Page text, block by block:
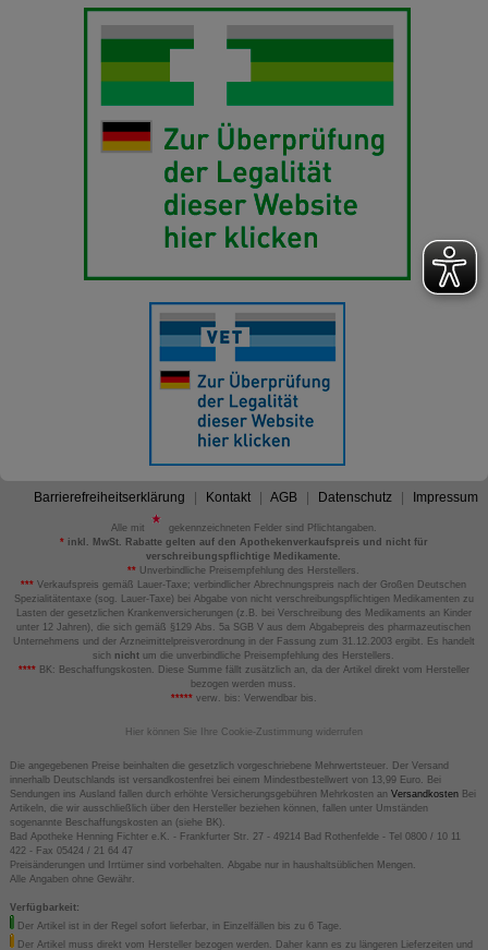
Barrierefreiheitserklärung Kontakt AGB Datenschutz Impressum
Alle mit
gekennzeichneten Felder sind Pflichtangaben.
*inkl. MwSt. Rabatte gelten auf den Apothekenverkaufspreis und nicht für
verschreibungspflichtige Medikamente.
** Unverbindliche Preisempfehlung des Herstellers.
*** Verkaufspreis gemäß Lauer-Taxe; verbindlicher Abrechnungspreis nach der Großen Deutschen
Spezialitätentaxe (sog. Lauer-Taxe) bei Abgabe von nicht verschreibungspflichtigen Medikamenten zu
Lasten der gesetzlichen Krankenversicherungen (z.B. bei Verschreibung des Medikaments an Kinder
unter 12 Jahren), die sich gemäß §129 Abs. 5a SGB V aus dem Abgabepreis des pharmazeutischen
Unternehmens und der Arzneimittelpreisverordnung in der Fassung zum 31.12.2003 ergibt. Es handelt
sich nicht um die unverbindliche Preisempfehlung des Herstellers.
****BK: Beschaffungskosten. Diese Summe fällt zusätzlich an, da der Artikel direkt vom Hersteller
bezogen werden muss.
*****verw. bis: Verwendbar bis.
Hier können Sie Ihre Cookie-Zustimmung widerrufen
Die angegebenen Preise beinhalten die gesetzlich vorgeschriebene Mehrwertsteuer. Der Versand
innerhalb Deutschlands ist versandkostenfrei bei einem Mindestbestellwert von 13,99 Euro. Bei
Sendungen ins Ausland fallen durch erhöhte Versicherungsgebühren Mehrkosten an VersandkostenBei
Artikeln, die wir ausschließlich über den Hersteller beziehen können, fallen unter Umständen
sogenannte Beschaffungskosten an (siehe BK).
Bad Apotheke Henning Fichter e.K. - Frankfurter Str. 27 - 49214 Bad Rothenfelde - Tel 0800 / 10 11
422 - Fax 05424 / 21 64 47
Preisänderungen und Irrtümer sind vorbehalten. Abgabe nur in haushaltsüblichen Mengen.
Alle Angaben ohne Gewähr.
Verfügbarkeit:
Der Artikel ist in der Regel sofort lieferbar, in Einzelfällen bis zu 6 Tage.
Der Artikel muss direkt vom Hersteller bezogen werden. Daher kann es zu längeren Lieferzeiten und